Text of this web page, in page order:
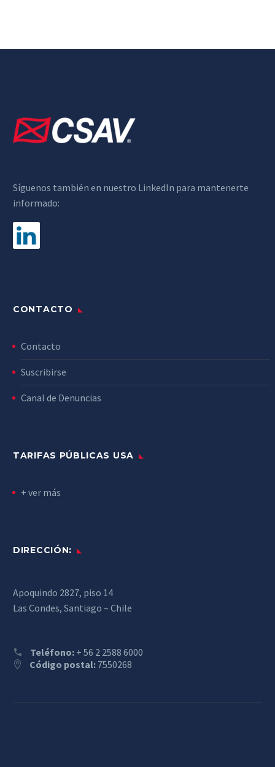
Síguenos también en nuestro LinkedIn para mantenerte
informado:
CONTACTO
Contacto
Suscribirse
Canal de Denuncias
TARIFAS PÚBLICAS USA
+ ver más
DIRECCIÓN:
Apoquindo 2827, piso 14
Las Condes, Santiago – Chile
Teléfono: + 56 2 2588 6000
Código postal: 7550268